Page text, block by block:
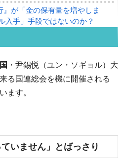
』が「金の保有量を増やしま
手」手段ではないのか？
動きに強く左右される状態
きた李在明。李在明を支持しな
府ボンクラ政策室長が告発され
鉄鋼輸出を異常増加させる ⇒ 中
・尹錫悦（ユン・ソギョル）大
る国連総会を機に開催される
ます。
いません」とばっさり